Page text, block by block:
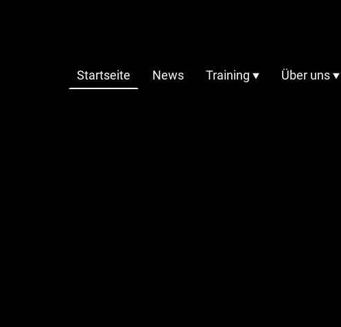
Startseite News Training Über uns